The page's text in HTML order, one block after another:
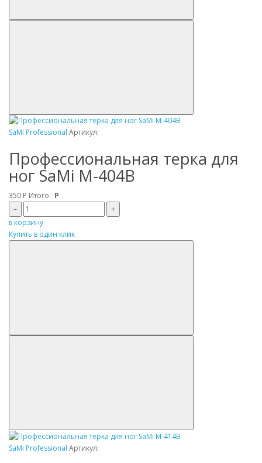
SaMi Professional Артикул:
Профессиональная терка для
ног SaMi M-404B
350 Р Итого: Р
–
+
в корзину
Купить в один клик
SaMi Professional Артикул: